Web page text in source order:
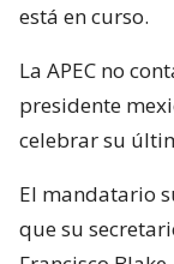
está en curso.
La APEC no
presidente
celebrar su
El mandatario
que su